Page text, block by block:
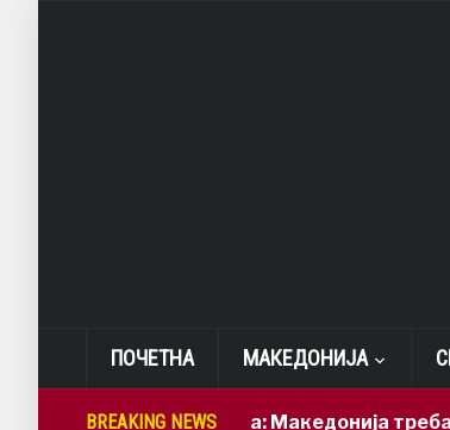
ПОЧЕТНА МАКЕДОНИЈА
BREAKING NEWS
Лепиткова: Македонија треба